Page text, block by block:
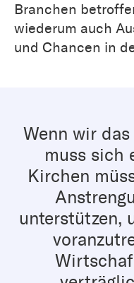
Branchen
wiederum auch
und Chancen in
Wenn wir
muss sich
Kirchen
unterstützen,